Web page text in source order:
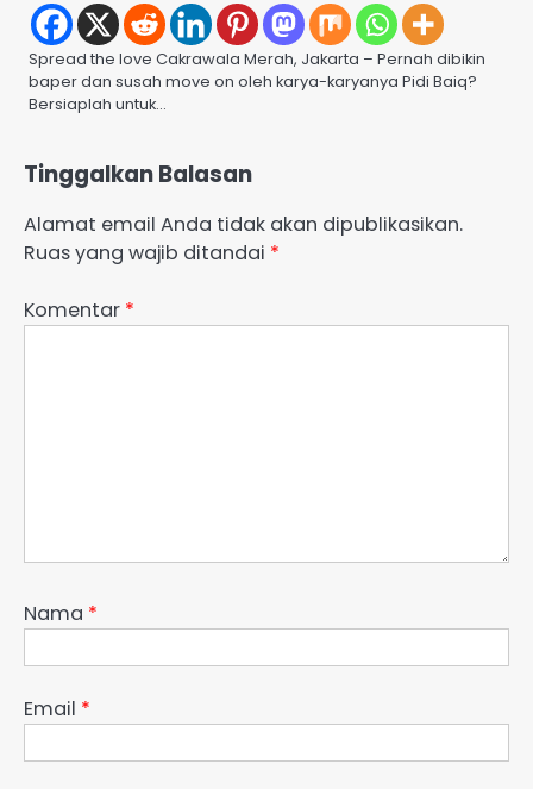
Spread the love Cakrawala Merah, Jakarta – Pernah dibikin
baper dan susah move on oleh karya-karyanya Pidi Baiq?
Bersiaplah untuk…
Tinggalkan Balasan
Alamat email Anda tidak akan dipublikasikan.
Ruas yang wajib ditandai *
Komentar *
Nama *
Email *